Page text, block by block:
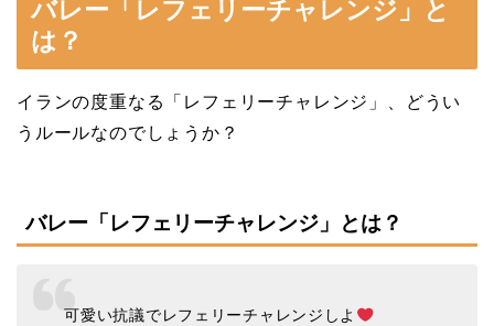
バレー「レフェリーチャレンジ」と
は？
イランの度重なる「レフェリーチャレンジ」、どうい
うルールなのでしょうか？
バレー「レフェリーチャレンジ」とは？
可愛い抗議でレフェリーチャレンジしよ